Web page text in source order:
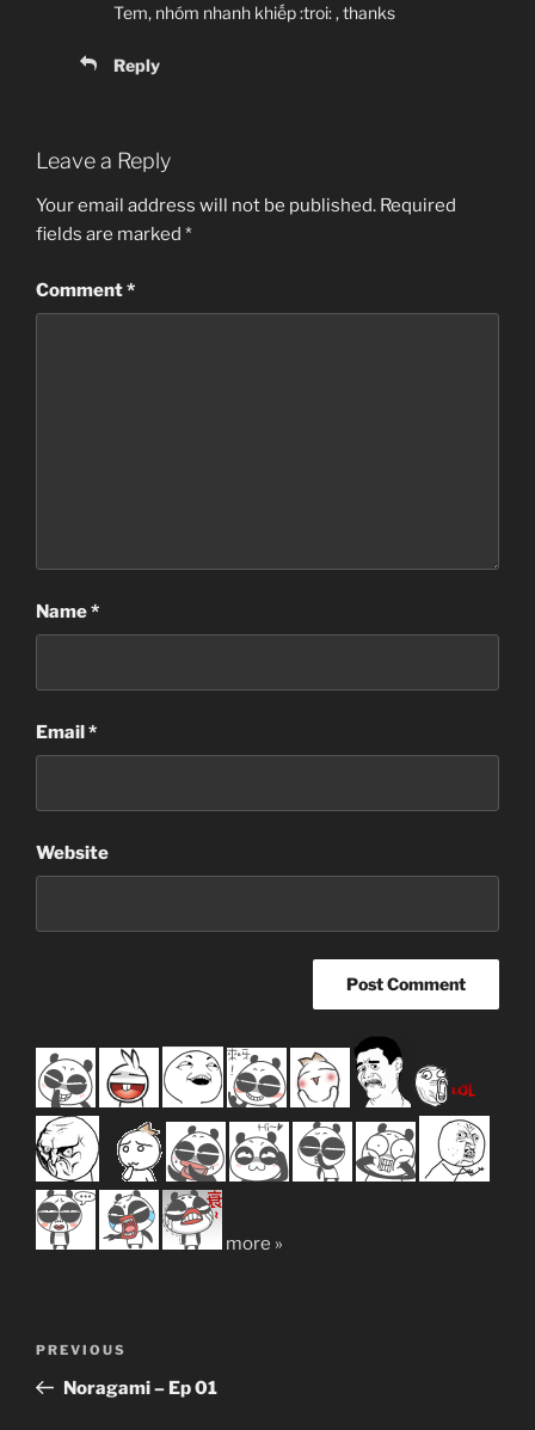
Tem, nhóm nhanh khiếp :troi: , thanks
Reply
Leave a Reply
Your email address will not be published. Required
fields are marked *
Comment*
Name*
Email*
Website
more »
Previous
Post
PREVIOUS
Noragami – Ep 01